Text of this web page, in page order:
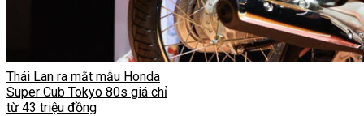
Thái Lan ra mắt mẫu Honda
Super Cub Tokyo 80s giá chỉ
từ 43 triệu đồng